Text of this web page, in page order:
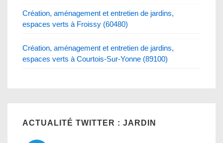
Création, aménagement et entretien de jardins,
espaces verts à Froissy (60480)
Création, aménagement et entretien de jardins,
espaces verts à Courtois-Sur-Yonne (89100)
ACTUALITÉ TWITTER : JARDIN